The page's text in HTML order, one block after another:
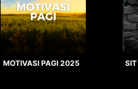
MOTIVASI PAGI 2025